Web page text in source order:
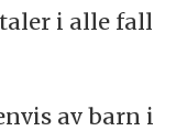
i alle fall
av barn i